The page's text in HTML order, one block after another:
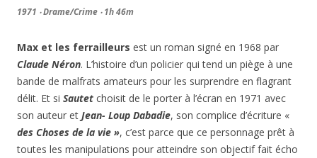
1971 ‧ Drame/Crime ‧ 1h 46m
Max et les ferrailleurs est un roman signé en 1968 par
Claude Néron. L’histoire d’un policier qui tend un piège à une
bande de malfrats amateurs pour les surprendre en flagrant
délit. Et si Sautet choisit de le porter à l’écran en 1971 avec
son auteur et Jean- Loup Dabadie, son complice d’écriture «
des Choses de la vie », c’est parce que ce personnage prêt à
toutes les manipulations pour atteindre son objectif fait écho